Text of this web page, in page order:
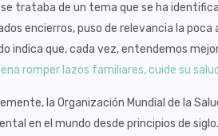
trataba de un tema que se ha
encierros, puso de relevancia la
indica que, cada vez, entendemos
romper lazos familiares, cuide su
la Organización Mundial de la
en el mundo desde principios de